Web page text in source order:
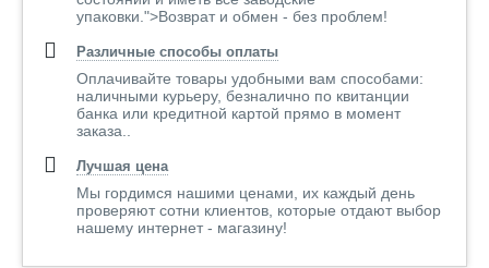
упаковки.">Возврат и обмен - без проблем!
Различные способы оплаты
Оплачивайте товары удобными вам способами:
наличными курьеру, безналично по квитанции
банка или кредитной картой прямо в момент
заказа..
Лучшая цена
Мы гордимся нашими ценами, их каждый день
проверяют сотни клиентов, которые отдают выбор
нашему интернет - магазину!